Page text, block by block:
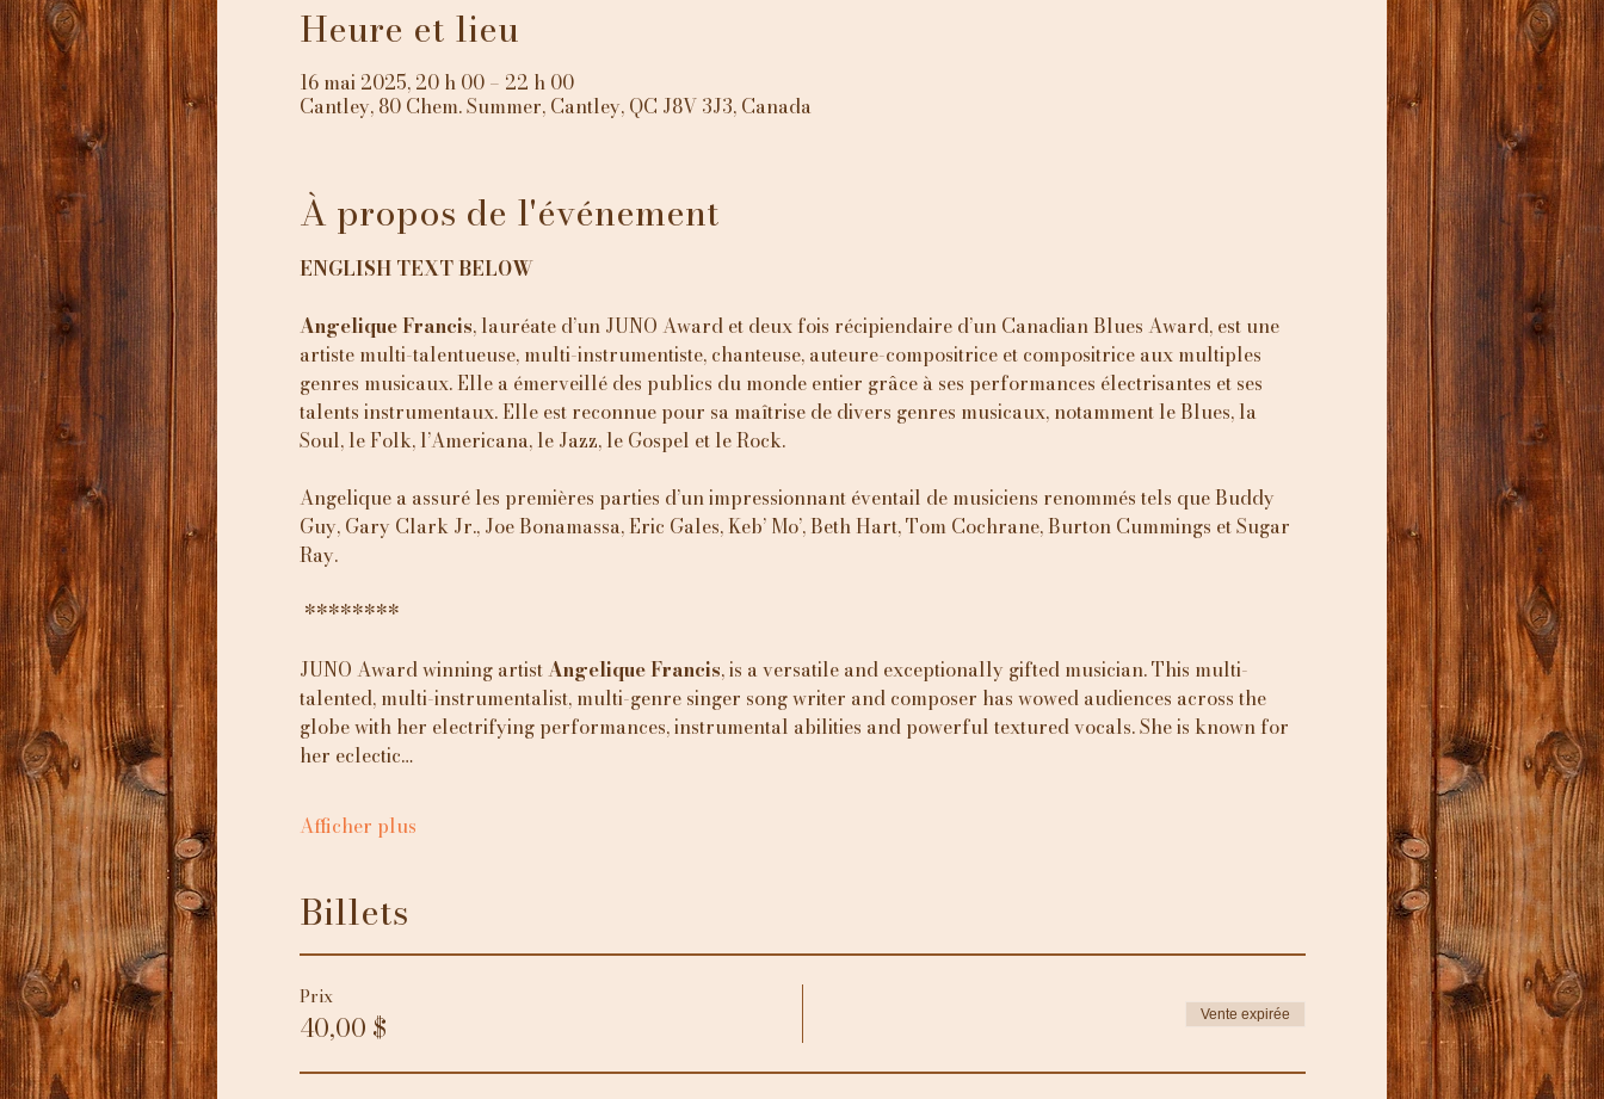
Heure et lieu
16 mai 2025, 20 h 00 – 22 h 00
Cantley, 80 Chem. Summer, Cantley, QC J8V 3J3, Canada
À propos de l'événement
ENGLISH TEXT BELOW
Angelique Francis, lauréate d’un JUNO Award et deux fois récipiendaire d’un Canadian Blues Award, est une
artiste multi-talentueuse, multi-instrumentiste, chanteuse, auteure-compositrice et compositrice aux multiples
genres musicaux. Elle a émerveillé des publics du monde entier grâce à ses performances électrisantes et ses
talents instrumentaux. Elle est reconnue pour sa maîtrise de divers genres musicaux, notamment le Blues, la
Soul, le Folk, l’Americana, le Jazz, le Gospel et le Rock.
Angelique a assuré les premières parties d’un impressionnant éventail de musiciens renommés tels que Buddy
Guy, Gary Clark Jr., Joe Bonamassa, Eric Gales, Keb’ Mo’, Beth Hart, Tom Cochrane, Burton Cummings et Sugar
Ray.
********
JUNO Award winning artist Angelique Francis, is a versatile and exceptionally gifted musician. This multi-
talented, multi-instrumentalist, multi-genre singer song writer and composer has wowed audiences across the
globe with her electrifying performances, instrumental abilities and powerful textured vocals. She is known for
her eclectic…
Afficher plus
Billets
Prix
40,00 $ Vente expirée